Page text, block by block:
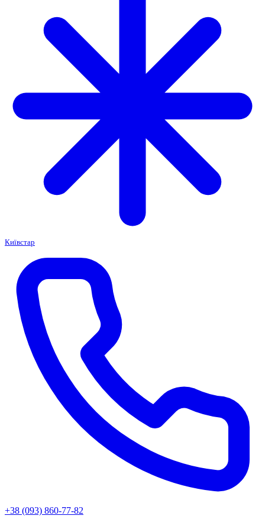
Київстар
+38 (093) 860-77-82